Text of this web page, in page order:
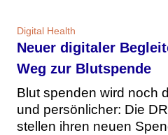
Digital Health
Neuer digitaler
Weg zur Blutspende
Blut spenden wird noch
und persönlicher: Die
stellen ihren neuen